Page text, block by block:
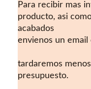
Para recibir mas
producto, asi
acabados
envienos un email
tardaremos
presupuesto.